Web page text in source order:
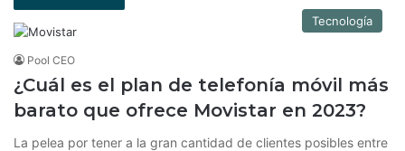
Tecnología
Pool CEO
¿Cuál es el plan de telefonía móvil más
barato que ofrece Movistar en 2023?
La pelea por tener a la gran cantidad de clientes posibles entre